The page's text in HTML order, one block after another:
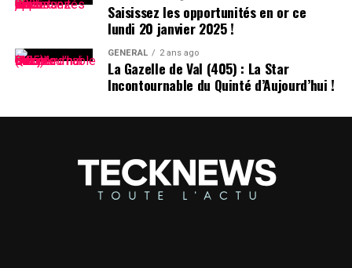
s’intégrer dans un groupe social spécifique, chaque
individu développe une relation particulière avec son
propre nom.
les prénoms ne sont pas simplement des désignations ;
Saisissez les opportunités en or ce
lundi 20 janvier 2025 !
GÉNÉRAL 2 ans ago
La Gazelle de Val (405) : La Star
Incontournable du Quinté d’Aujourd’hui !